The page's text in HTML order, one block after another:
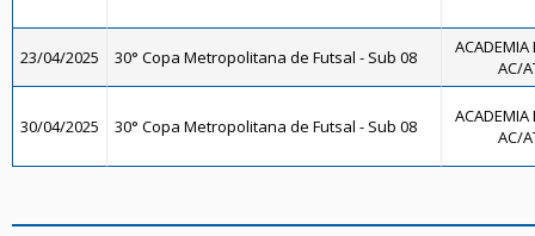
23/04/2025 30° Copa Metropolitana de Futsal - Sub 08
ACADEMIA
AC/
30/04/2025 30° Copa Metropolitana de Futsal - Sub 08
ACADEMIA
AC/